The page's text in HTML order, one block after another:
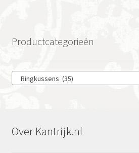
Productcategorieën
Ringkussens (35)
Over Kantrijk.nl